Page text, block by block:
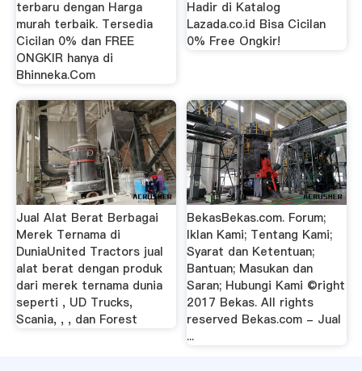
terbaru dengan Harga
murah terbaik. Tersedia
Cicilan 0% dan FREE
ONGKIR hanya di
Bhinneka.Com
Hadir di Katalog
Lazada.co.id Bisa Cicilan
0% Free Ongkir!
Jual Alat Berat Berbagai
Merek Ternama di
DuniaUnited Tractors jual
alat berat dengan produk
dari merek ternama dunia
seperti , UD Trucks,
Scania, , , dan Forest
BekasBekas.com. Forum;
Iklan Kami; Tentang Kami;
Syarat dan Ketentuan;
Bantuan; Masukan dan
Saran; Hubungi Kami ©right
2017 Bekas. All rights
reserved Bekas.com - Jual
...